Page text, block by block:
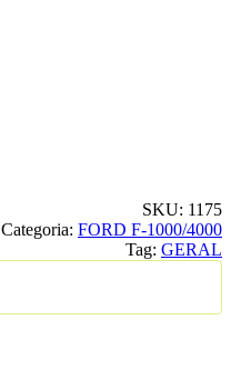
SKU: 1175
Categoria: FORD F-1000/4000
Tag: GERAL